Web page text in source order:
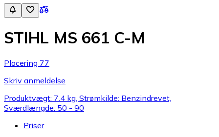
STIHL MS 661 C-M
Placering 77
Skriv anmeldelse
Produktvægt: 7.4 kg, Strømkilde: Benzindrevet,
Sværdlængde: 50 - 90
Priser